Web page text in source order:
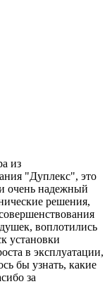
из
"Дуплекс", это
очень надежный
решения,
воплотились
установки
в эксплуатации,
бы узнать, какие
за